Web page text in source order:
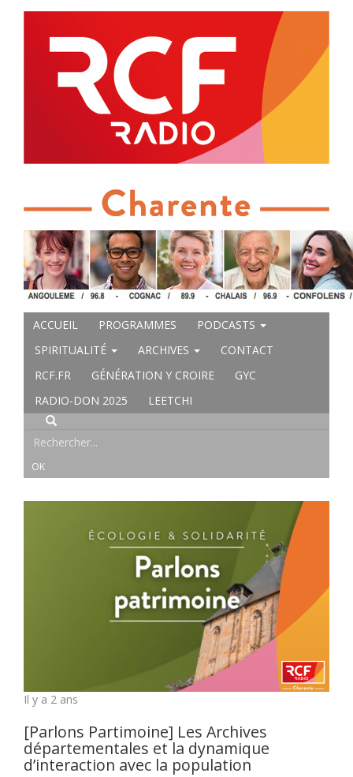
ACCUEIL PROGRAMMES
PODCASTS
SPIRITUALITÉ
ARCHIVES
CONTACT
RCF.FR
GÉNÉRATION Y CROIRE
GYC
RADIO-DON 2025
LEETCHI
Il y a 2 ans
[Parlons Partimoine] Les Archives
départementales et la dynamique
d’interaction avec la population